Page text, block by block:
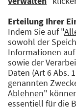
Bayerischen
Wirtschaft,
Für ihn ist die
zentraler
des positiven
schaffen. Es